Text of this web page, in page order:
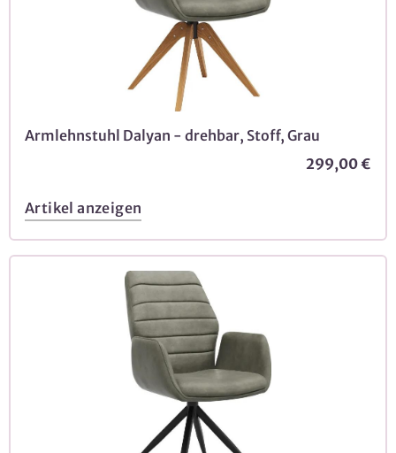
Armlehnstuhl Dalyan - drehbar, Stoff, Grau
299,00 €
Artikel anzeigen